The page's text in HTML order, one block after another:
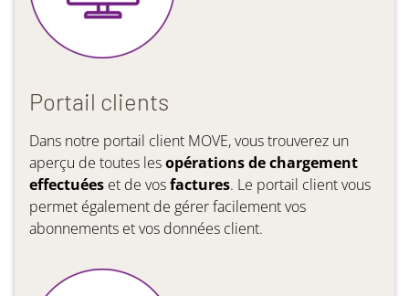
Portail clients
Dans notre portail client MOVE, vous trouverez un
aperçu de toutes lesopérations de chargement
effectuées et de vosfactures. Le portail client vous
permet également de gérer facilement vos
abonnements et vos données client.